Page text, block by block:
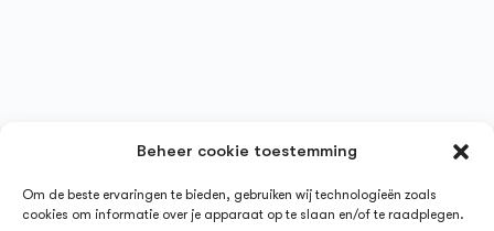
Beheer cookie toestemming
Om de beste ervaringen te bieden, gebruiken wij technologieën zoals
cookies om informatie over je apparaat op te slaan en/of te raadplegen.